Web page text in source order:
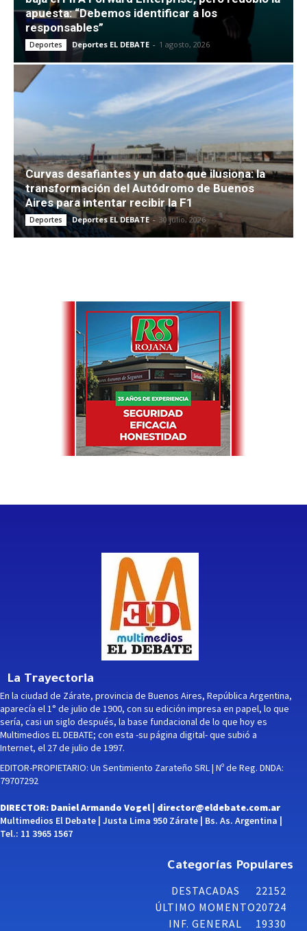
apuesta: “Debemos identificar a los
responsables”
Deportes Deportes EL DEBATE - 1 agosto, 2026
Curvas desafiantes y un dato que ilusiona: la
transformación del Autódromo de Buenos
Aires para intentar recibir la F1
Deportes Deportes EL DEBATE - 30 julio, 2026
La Trayectoria
En la ciudad de Zárate, provincia de Buenos Aires, República Argentina,
aparecía el 1° de julio de 1900, con su edición impresa en papel, lo que
sería, casi un siglo después, la base fundacional de lo que hoy es
Multimedios EL DEBATE; con esta -su página digital- que subió a
Internet, el 27 de julio de 1997.
EDITOR-PROPIETARIO: Un Sentimiento Zarateño SRL | Nº de Reg. DNDA:
79707292
DIRECTOR: Daniel Armando Vogel | director@eldebate.com.ar
Multimedios El Debate | Justa Lima 950 Zárate | Bs. As. Argentina |
Tel.: 11 3965 1567
Categorías Populares
DESTACADAS
22152
ÚLTIMO MOMENTO20724
INF. GENERAL
19330